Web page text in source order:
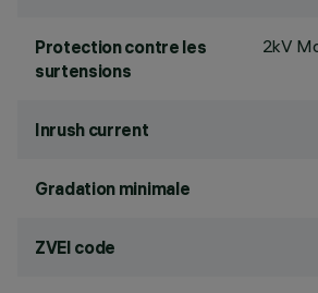
Protection contre les
surtensions
2kV
Inrush current
Gradation minimale
ZVEI code